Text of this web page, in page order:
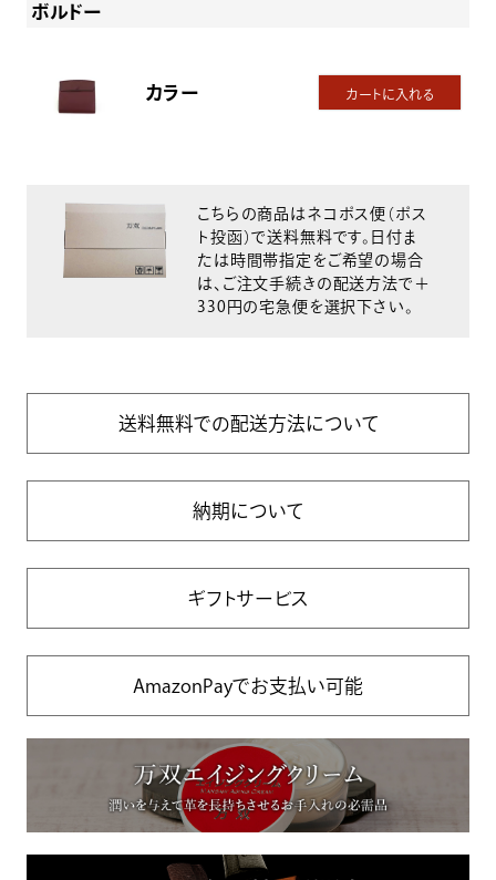
ボルドー
カラー カートに入れる
こちらの商品はネコポス便（ポス
ト投函）で送料無料です。日付ま
たは時間帯指定をご希望の場合
は、ご注文手続きの配送方法で＋
330円の宅急便を選択下さい。
送料無料での配送方法について
納期について
ギフトサービス
AmazonPayでお支払い可能